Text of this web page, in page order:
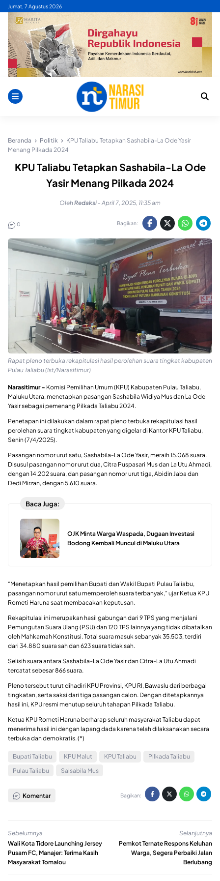
Skip
content
Jumat, 7 Agustus 2026
Beranda Politik
KPU Taliabu Tetapkan Sashabila-La Ode Yasir
Menang Pilkada 2024
KPU Taliabu Tetapkan Sashabila-La Ode
Yasir Menang Pilkada 2024
OlehRedaksi - April 7, 2025, 11:35 am
0 Bagikan:
Rapat pleno terbuka rekapitulasi hasil perolehan suara tingkat kabupaten
Pulau Taliabu (Ist/Narasitimur)
Narasitimur – Komisi Pemilihan Umum (KPU) Kabupaten Pulau Taliabu,
Maluku Utara, menetapkan pasangan Sashabila Widiya Mus dan La Ode
Yasir sebagai pemenang Pilkada Taliabu 2024.
Penetapan ini dilakukan dalam rapat pleno terbuka rekapitulasi hasil
perolehan suara tingkat kabupaten yang digelar di Kantor KPU Taliabu,
Senin (7/4/2025).
Pasangan nomor urut satu, Sashabila-La Ode Yasir, meraih 15.068 suara.
Disusul pasangan nomor urut dua, Citra Puspasari Mus dan La Utu Ahmadi,
dengan 14.202 suara, dan pasangan nomor urut tiga, Abidin Jaba dan
Dedi Mirzan, dengan 5.610 suara.
Baca Juga:
OJK Minta Warga Waspada, Dugaan Investasi
Bodong Kembali Muncul di Maluku Utara
“Menetapkan hasil pemilihan Bupati dan Wakil Bupati Pulau Taliabu,
pasangan nomor urut satu memperoleh suara terbanyak,” ujar Ketua KPU
Rometi Haruna saat membacakan keputusan.
Rekapitulasi ini merupakan hasil gabungan dari 9 TPS yang menjalani
Pemungutan Suara Ulang (PSU) dan 120 TPS lainnya yang tidak dibatalkan
oleh Mahkamah Konstitusi. Total suara masuk sebanyak 35.503, terdiri
dari 34.880 suara sah dan 623 suara tidak sah.
Selisih suara antara Sashabila-La Ode Yasir dan Citra-La Utu Ahmadi
tercatat sebesar 866 suara.
Pleno tersebut turut dihadiri KPU Provinsi, KPU RI, Bawaslu dari berbagai
tingkatan, serta saksi dari tiga pasangan calon. Dengan ditetapkannya
hasil ini, KPU resmi menutup seluruh tahapan Pilkada Taliabu.
Ketua KPU Rometi Haruna berharap seluruh masyarakat Taliabu dapat
menerima hasil ini dengan lapang dada karena telah dilaksanakan secara
terbuka dan demokratis. (*)
Bupati Taliabu KPU Malut KPU Taliabu
Pilkada Taliabu
Pulau Taliabu
Salsabila Mus
Komentar Bagikan:
Sebelumnya
Wali Kota Tidore Launching Jersey
Pusam FC, Manajer: Terima Kasih
Masyarakat Tomalou
Selanjutnya
Pemkot Ternate Respons Keluhan
Warga, Segera Perbaiki Jalan
Berlubang